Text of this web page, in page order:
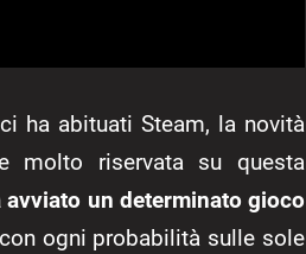
ha abituati Steam, la novità
molto riservata su questa
un determinato gioco
ogni probabilità sulle sole